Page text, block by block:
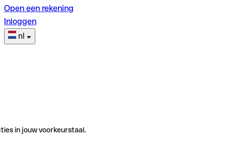
Open een rekening
Inloggen
nl
in jouw voorkeurstaal.